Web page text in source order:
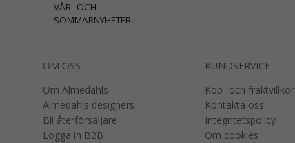
VÅR- OCH
SOMMARNYHETER
OM OSS
Om Almedahls
Almedahls designers
Bli återförsäljare
Logga in B2B
KUNDSERVICE
Köp- och fraktvillkor
Kontakta oss
Integritetspolicy
Om cookies